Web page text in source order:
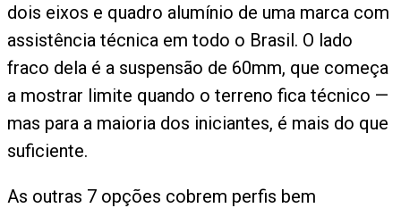
dois eixos e quadro alumínio de uma marca com
assistência técnica em todo o Brasil. O lado
fraco dela é a suspensão de 60mm, que começa
a mostrar limite quando o terreno fica técnico —
mas para a maioria dos iniciantes, é mais do que
suficiente.
As outras 7 opções cobrem perfis bem